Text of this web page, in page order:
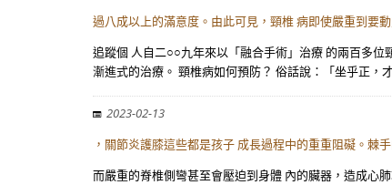
過八成以上的滿意度。由此可見，頸椎 病即使嚴重到要
追蹤個 人自二○○九年來以「融合手術」治療 的兩百多
漸進式的治療。 頸椎病如何預防？ 俗話說：「坐乎正，
2023-02-13
，關節炎護膝這些都是孩子 成長過程中的重重阻礙。棘
而嚴重的脊椎側彎甚至會壓迫到身體 內的臟器，造成心